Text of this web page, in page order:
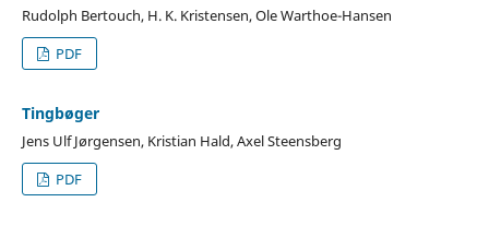
Rudolph Bertouch, H. K. Kristensen, Ole Warthoe-Hansen
PDF
Tingbøger
Jens Ulf Jørgensen, Kristian Hald, Axel Steensberg
PDF